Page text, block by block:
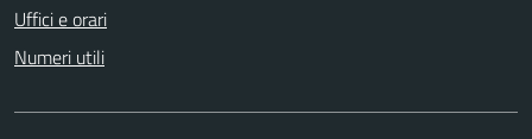
Uffici e orari
Numeri utili